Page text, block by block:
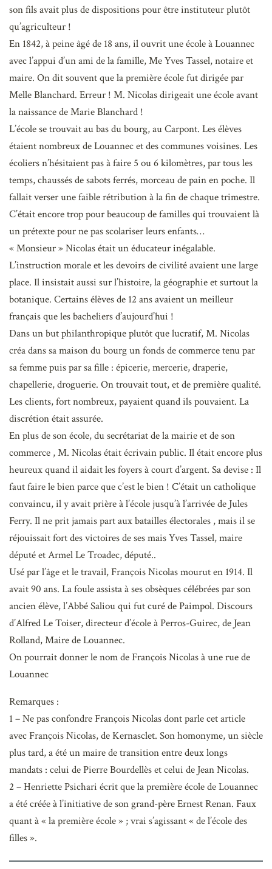
son fils avait plus de dispositions pour être instituteur plutôt
qu’agriculteur !
En 1842, à peine âgé de 18 ans, il ouvrit une école à Louannec
avec l’appui d’un ami de la famille, Me Yves Tassel, notaire et
maire. On dit souvent que la première école fut dirigée par
Melle Blanchard. Erreur ! M. Nicolas dirigeait une école avant
la naissance de Marie Blanchard !
L’école se trouvait au bas du bourg, au Carpont. Les élèves
étaient nombreux de Louannec et des communes voisines. Les
écoliers n’hésitaient pas à faire 5 ou 6 kilomètres, par tous les
temps, chaussés de sabots ferrés, morceau de pain en poche. Il
fallait verser une faible rétribution à la fin de chaque trimestre.
C’était encore trop pour beaucoup de familles qui trouvaient là
un prétexte pour ne pas scolariser leurs enfants…
« Monsieur » Nicolas était un éducateur inégalable.
L’instruction morale et les devoirs de civilité avaient une large
place. Il insistait aussi sur l’histoire, la géographie et surtout la
botanique. Certains élèves de 12 ans avaient un meilleur
français que les bacheliers d’aujourd’hui !
Dans un but philanthropique plutôt que lucratif, M. Nicolas
créa dans sa maison du bourg un fonds de commerce tenu par
sa femme puis par sa fille : épicerie, mercerie, draperie,
chapellerie, droguerie. On trouvait tout, et de première qualité.
Les clients, fort nombreux, payaient quand ils pouvaient. La
discrétion était assurée.
En plus de son école, du secrétariat de la mairie et de son
commerce , M. Nicolas était écrivain public. Il était encore plus
heureux quand il aidait les foyers à court d’argent. Sa devise : Il
faut faire le bien parce que c’est le bien ! C’était un catholique
convaincu, il y avait prière à l’école jusqu’à l’arrivée de Jules
Ferry. Il ne prit jamais part aux batailles électorales , mais il se
réjouissait fort des victoires de ses mais Yves Tassel, maire
député et Armel Le Troadec, député..
Usé par l’âge et le travail, François Nicolas mourut en 1914. Il
avait 90 ans. La foule assista à ses obsèques célébrées par son
ancien élève, l’Abbé Saliou qui fut curé de Paimpol. Discours
d’Alfred Le Toiser, directeur d’école à Perros-Guirec, de Jean
Rolland, Maire de Louannec.
On pourrait donner le nom de François Nicolas à une rue de
Louannec
Remarques :
1 – Ne pas confondre François Nicolas dont parle cet article
avec François Nicolas, de Kernasclet. Son homonyme, un siècle
plus tard, a été un maire de transition entre deux longs
mandats : celui de Pierre Bourdellès et celui de Jean Nicolas.
2 – Henriette Psichari écrit que la première école de Louannec
a été créée à l’initiative de son grand-père Ernest Renan. Faux
quant à « la première école » ; vrai s’agissant « de l’école des
filles ».